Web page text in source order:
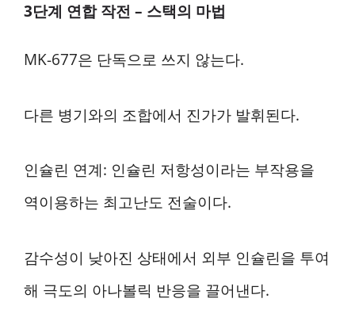
3단계 연합 작전 – 스택의 마법
MK-677은 단독으로 쓰지 않는다.
다른 병기와의 조합에서 진가가 발휘된다.
인슐린 연계: 인슐린 저항성이라는 부작용을
역이용하는 최고난도 전술이다.
감수성이 낮아진 상태에서 외부 인슐린을 투여
해 극도의 아나볼릭 반응을 끌어낸다.